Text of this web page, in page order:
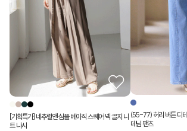
[기획특가] 네추럴앤 심플 베이직 스퀘어 넥 골지 니
트 나시
(55-77) 허리 버튼 디
데님 팬츠